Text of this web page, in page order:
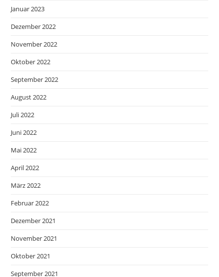
Januar 2023
Dezember 2022
November 2022
Oktober 2022
September 2022
August 2022
Juli 2022
Juni 2022
Mai 2022
April 2022
März 2022
Februar 2022
Dezember 2021
November 2021
Oktober 2021
September 2021